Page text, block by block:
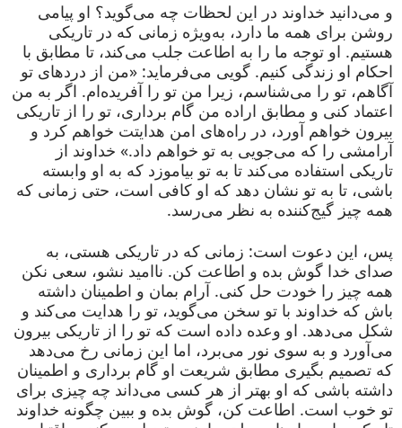
و می‌دانید خداوند در این لحظات چه می‌گوید؟ او پیامی
روشن برای همه ما دارد، به‌ویژه زمانی که در تاریکی
هستیم. او توجه ما را به اطاعت جلب می‌کند، تا مطابق با
احکام او زندگی کنیم. گویی می‌فرماید: «من از دردهای تو
آگاهم، تو را می‌شناسم، زیرا من تو را آفریده‌ام. اگر به من
اعتماد کنی و مطابق اراده من گام برداری، تو را از تاریکی
بیرون خواهم آورد، در راه‌های امن هدایتت خواهم کرد و
آرامشی را که می‌جویی به تو خواهم داد.» خداوند از
تاریکی استفاده می‌کند تا به تو بیاموزد که به او وابسته
باشی، تا به تو نشان دهد که او کافی است، حتی زمانی که
همه چیز گیج‌کننده به نظر می‌رسد.
پس، این دعوت است: زمانی که در تاریکی هستی، به
صدای خدا گوش بده و اطاعت کن. ناامید نشو، سعی نکن
همه چیز را خودت حل کنی. آرام بمان و اطمینان داشته
باش که خداوند با تو سخن می‌گوید، تو را هدایت می‌کند و
شکل می‌دهد. او وعده داده است که تو را از تاریکی بیرون
می‌آورد و به سوی نور می‌برد، اما این زمانی رخ می‌دهد
که تصمیم بگیری مطابق شریعت او گام برداری و اطمینان
داشته باشی که او بهتر از هر کسی می‌داند چه چیزی برای
تو خوب است. اطاعت کن، گوش بده و ببین چگونه خداوند